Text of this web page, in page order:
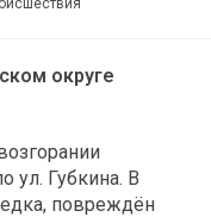
округе
ул. Губкина. В
повреждён